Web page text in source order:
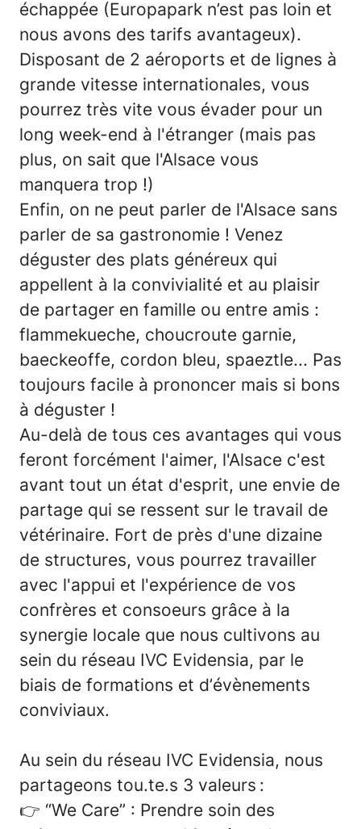
échappée (Europapark n’est pas loin et
nous avons des tarifs avantageux).
Disposant de 2 aéroports et de lignes à
grande vitesse internationales, vous
pourrez très vite vous évader pour un
long week-end à l'étranger (mais pas
plus, on sait que l'Alsace vous
manquera trop !)
Enfin, on ne peut parler de l'Alsace sans
parler de sa gastronomie ! Venez
déguster des plats généreux qui
appellent à la convivialité et au plaisir
de partager en famille ou entre amis :
flammekueche, choucroute garnie,
baeckeoffe, cordon bleu, spaeztle... Pas
toujours facile à prononcer mais si bons
à déguster !
Au-delà de tous ces avantages qui vous
feront forcément l'aimer, l'Alsace c'est
avant tout un état d'esprit, une envie de
partage qui se ressent sur le travail de
vétérinaire. Fort de près d'une dizaine
de structures, vous pourrez travailler
avec l'appui et l'expérience de vos
confrères et consoeurs grâce à la
synergie locale que nous cultivons au
sein du réseau IVC Evidensia, par le
biais de formations et d’évènements
conviviaux.
Au sein du réseau IVC Evidensia, nous
partageons tou.te.s 3 valeurs :
👉 “We Care” : Prendre soin des